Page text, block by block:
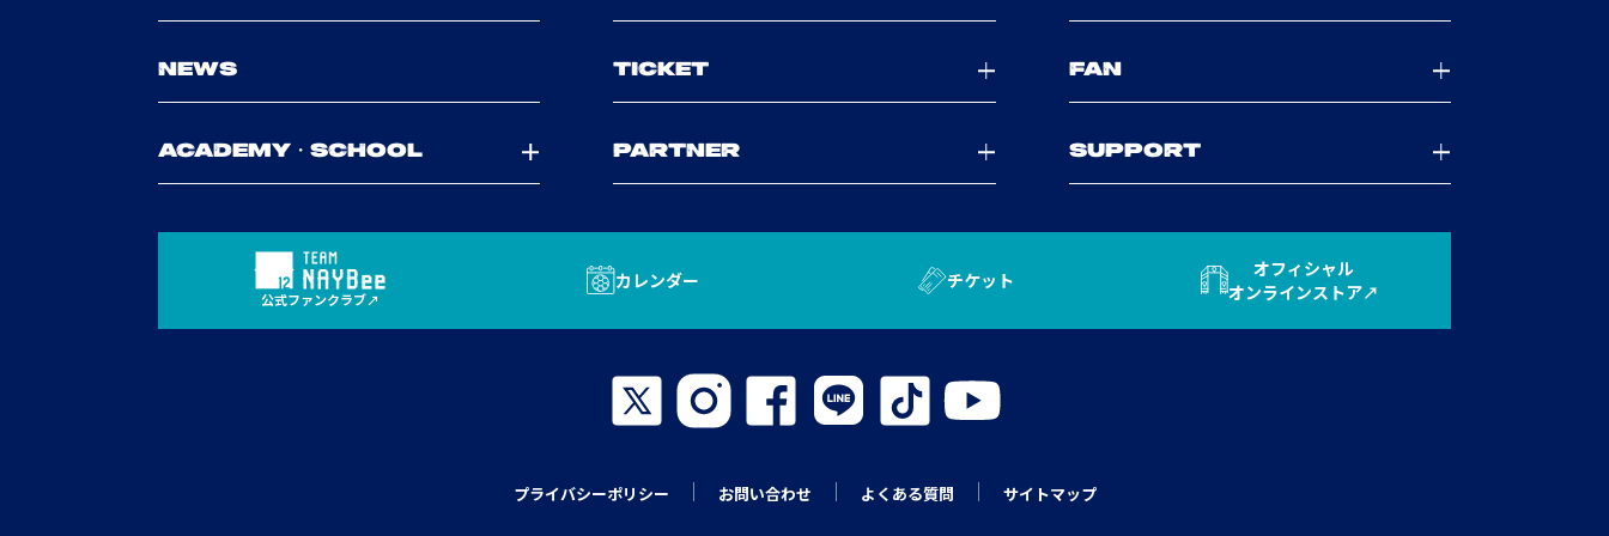
NEWS TICKET FAN
ACADEMY・SCHOOL PARTNER SUPPORT
公式ファンクラブ
カレンダー チケット
オフィシャル
オンラインストア
プライバシーポリシー お問い合わせ よくある質問 サイトマップ